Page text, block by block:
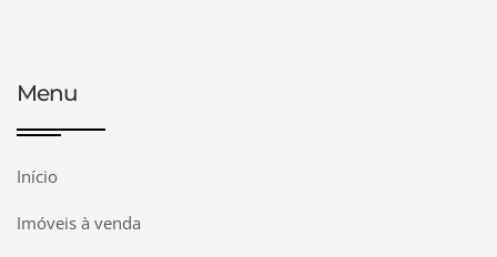
Menu
Início
Imóveis à venda